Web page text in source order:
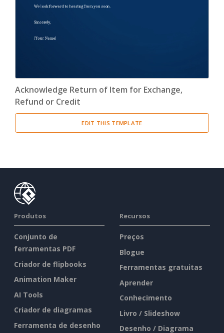
Acknowledge Return of Item for Exchange,
Refund or Credit
EDIT THIS TEMPLATE
Produtos
Conjunto de
ferramentas PDF
Criador de flipbooks
Animation Maker
AI Tools
Criador de diagramas
Ferramenta de desenho
Recursos
Preços
Blogue
Ferramentas gratuitas
Aprender
Conhecimento
Livro / Slideshow
Desenho / Diagrama